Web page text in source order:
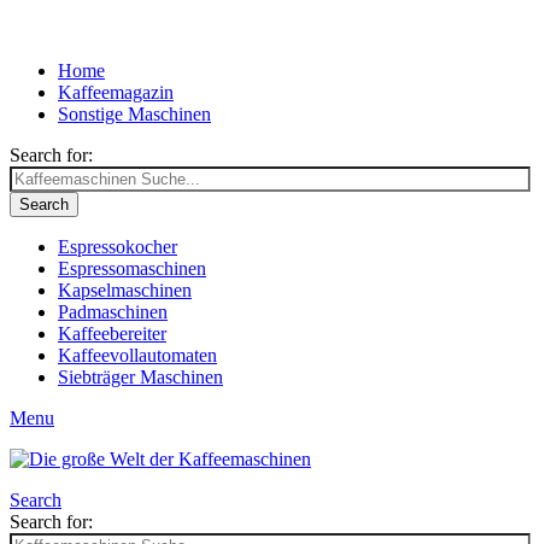
Home
Kaffeemagazin
Sonstige Maschinen
Search for:
Search
Espressokocher
Espressomaschinen
Kapselmaschinen
Padmaschinen
Kaffeebereiter
Kaffeevollautomaten
Siebträger Maschinen
Menu
Search
Search for: